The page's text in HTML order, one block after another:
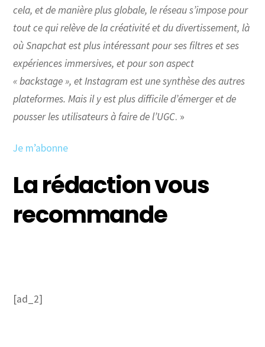
cela, et de manière plus globale, le réseau s’impose pour
tout ce qui relève de la créativité et du divertissement, là
où Snapchat est plus intéressant pour ses filtres et ses
expériences immersives, et pour son aspect
« backstage », et Instagram est une synthèse des autres
plateformes. Mais il y est plus difficile d’émerger et de
pousser les utilisateurs à faire de l’UGC. »
Je m’abonne
La rédaction vous
recommande
[ad_2]